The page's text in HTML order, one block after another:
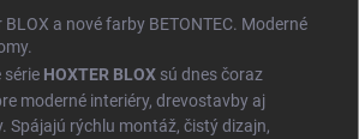
a nové farby BETONTEC. Moderné
série HOXTER BLOX sú dnes čoraz
moderné interiéry, drevostavby aj
Spájajú rýchlu montáž, čistý dizajn,